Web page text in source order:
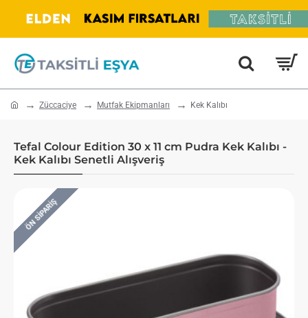
home Züccaciye Mutfak Ekipmanları Kek Kalıbı
Tefal Colour Edition 30 x 11 cm Pudra Kek Kalıbı -
Kek Kalıbı Senetli Alışveriş
ÖN SIPARIŞ